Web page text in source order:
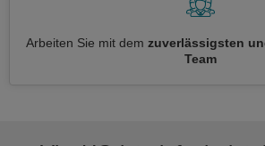
Arbeiten Sie mit dem zuverlässigsten
Team